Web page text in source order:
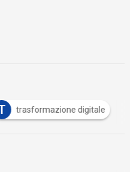
trasformazione digitale